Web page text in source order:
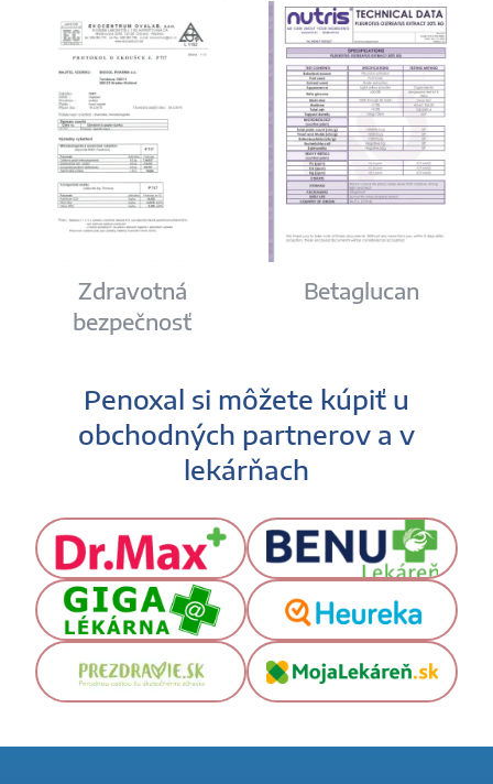
Zdravotná
bezpečnosť
Betaglucan
Penoxal si môžete kúpiť u
obchodných partnerov a v
lekárňach